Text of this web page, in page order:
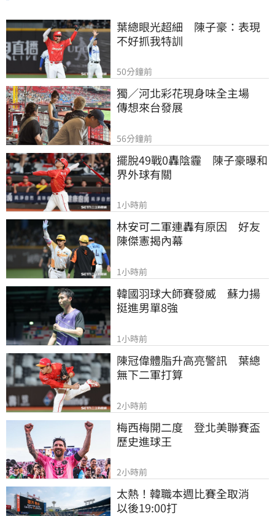
葉總眼光超細　陳子豪：表現
不好抓我特訓
50分鐘前
獨／河北彩花現身味全主場
傳想來台發展
56分鐘前
擺脫49戰0轟陰霾　陳子豪曝和
界外球有關
1小時前
林安可二軍連轟有原因　好友
陳傑憲揭內幕
1小時前
韓國羽球大師賽發威　蘇力揚
挺進男單8強
1小時前
陳冠偉體脂升高亮警訊　葉總
無下二軍打算
2小時前
梅西梅開二度　登北美聯賽盃
歷史進球王
2小時前
太熱！韓職本週比賽全取消
以後19:00打